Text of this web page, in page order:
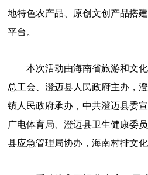
地特色农产品、原创文创产品搭
平台。
本次活动由海南省旅游和文
总工会、澄迈县人民政府主办，
镇人民政府承办，中共澄迈县委
广电体育局、澄迈县卫生健康委
县应急管理局协办，海南村排文